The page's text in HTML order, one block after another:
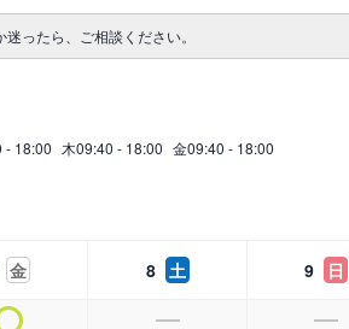
ったら、ご相談ください。
- 18:00 木09:40 - 18:00 金09:40 - 18:00
金 8 土 9 日